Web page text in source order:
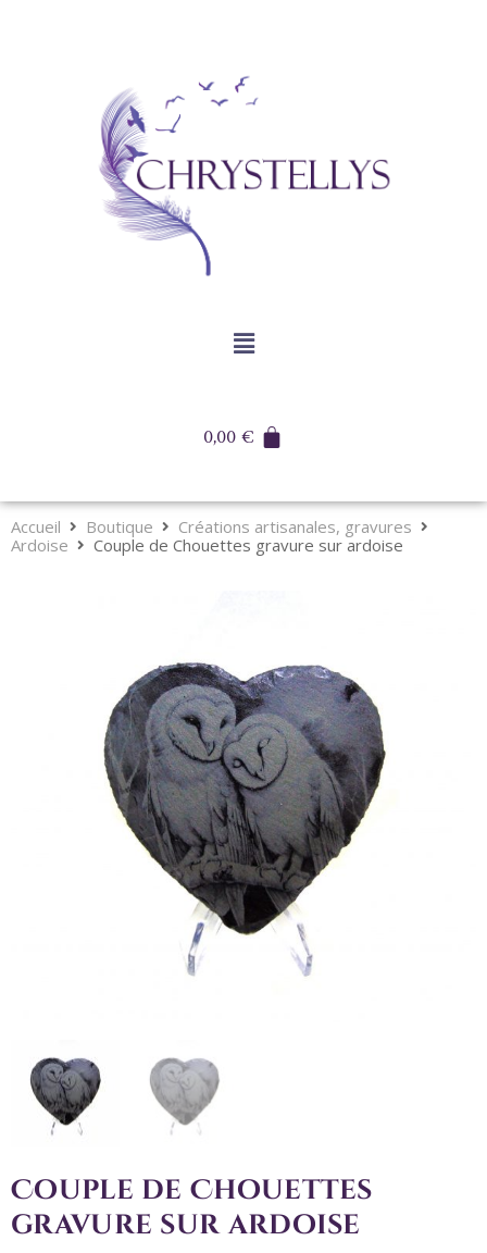
0,00€
Accueil Boutique
Créations artisanales, gravures
Ardoise
Couple de Chouettes gravure sur ardoise
Couple de Chouettes
gravure sur ardoise